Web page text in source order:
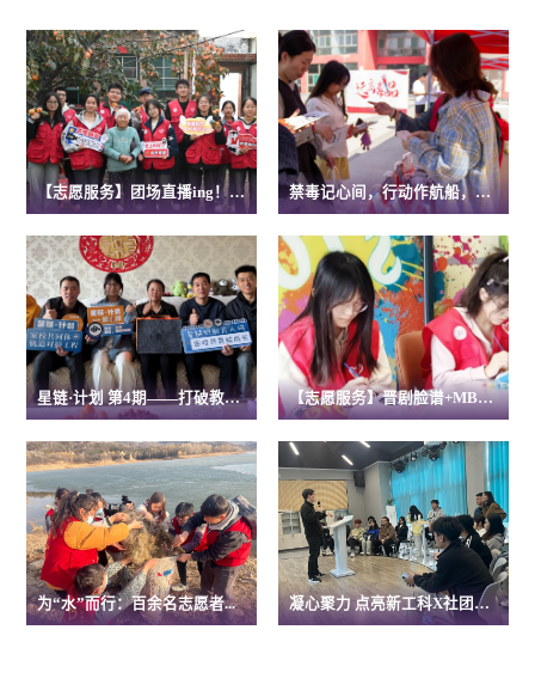
【志愿服务】团场直播ing！让... 禁毒记心间，行动作航船，共...
星链·计划 第4期——打破教育... 【志愿服务】晋剧脸谱+MBTI ...
为“水”而行：百余名志愿者... 凝心聚力 点亮新工科X社团新...